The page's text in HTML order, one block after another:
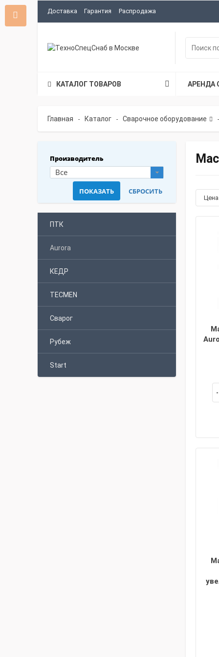
Доставка Гарантия Распродажа
КАТАЛОГ ТОВАРОВ АРЕНДА
Главная - Каталог - Сварочное оборудование -
Производитель
Все
ПТК
Aurora
КЕДР
TECMEN
Сварог
Рубеж
Start